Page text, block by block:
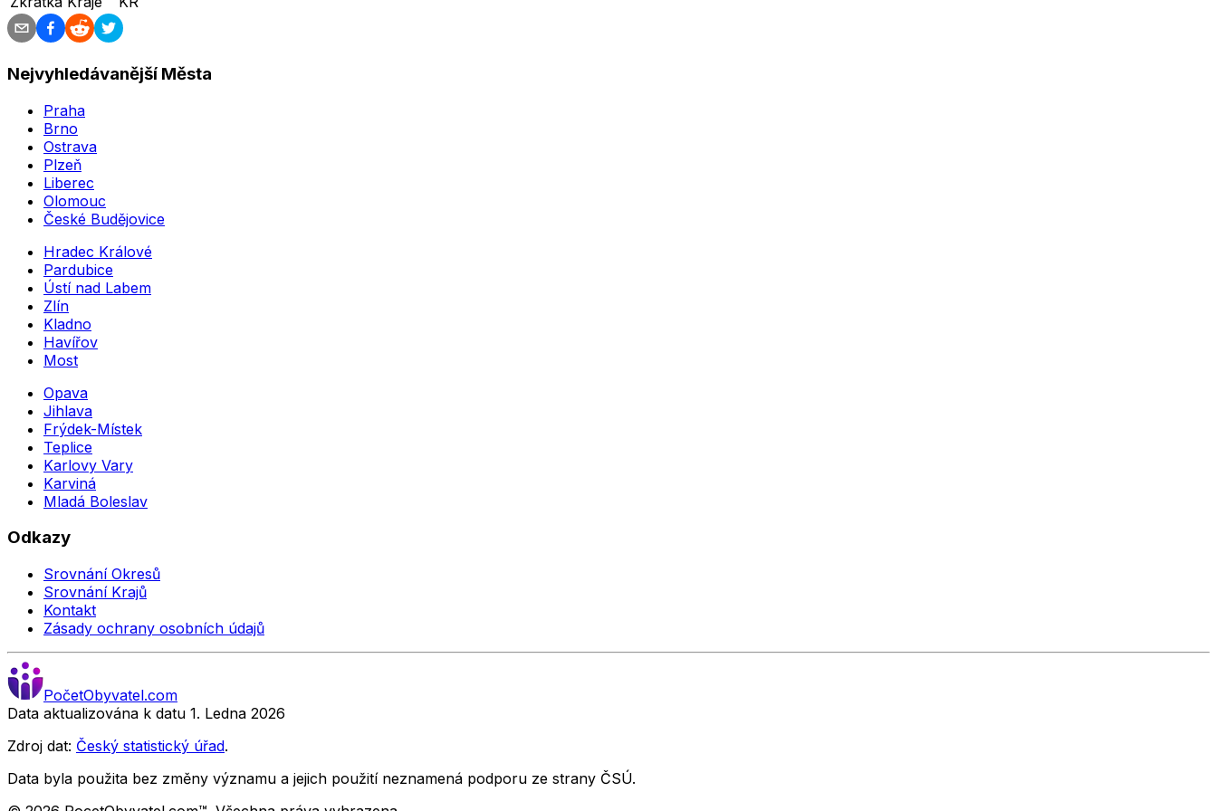
Nejvyhledávanější Města
Praha
Brno
Ostrava
Plzeň
Liberec
Olomouc
České Budějovice
Hradec Králové
Pardubice
Ústí nad Labem
Zlín
Kladno
Havířov
Most
Opava
Jihlava
Frýdek-Místek
Teplice
Karlovy Vary
Karviná
Mladá Boleslav
Odkazy
Srovnání Okresů
Srovnání Krajů
Kontakt
Zásady ochrany osobních údajů
PočetObyvatel.com
Data aktualizována k datu 1. Ledna 2026
Zdroj dat: Český statistický úřad.
Data byla použita bez změny významu a jejich použití neznamená podporu ze strany ČSÚ.